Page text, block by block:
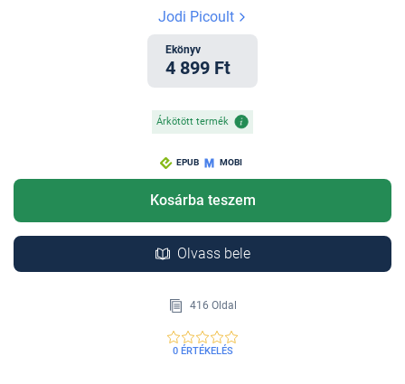
Jodi Picoult
Ekönyv
4 899 Ft
Árkötött termék
EPUB MOBI
Kosárba teszem
Olvass bele
416 Oldal
0 ÉRTÉKELÉS